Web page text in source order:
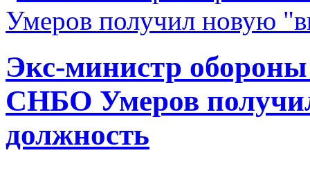
Экс-министр
СНБО Умеров
должность